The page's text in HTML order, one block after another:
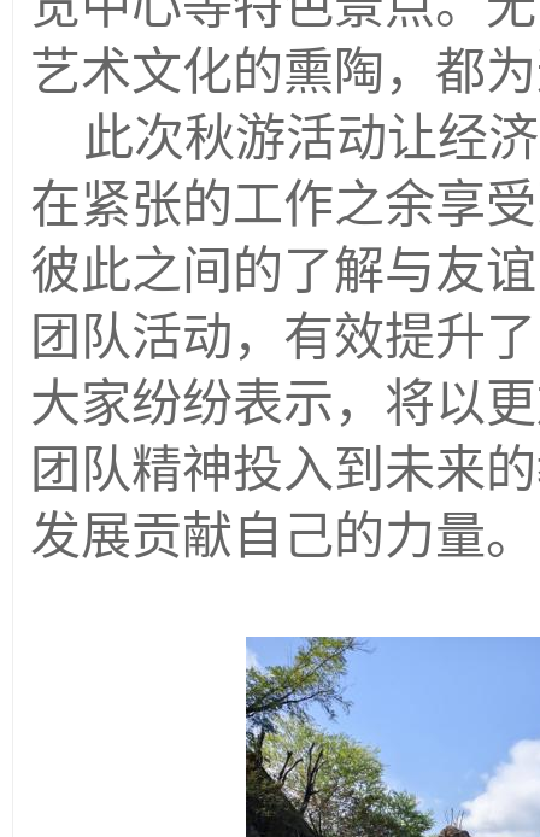
艺术文化的熏陶，都
此次秋游活动让经
在紧张的工作之余享
彼此之间的了解与友
团队活动，有效提升
大家纷纷表示，将以
团队精神投入到未来
发展贡献自己的力量。